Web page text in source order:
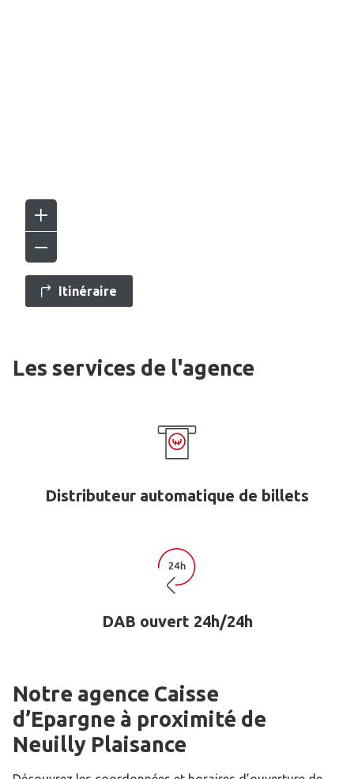
Itinéraire
Les services de l'agence
Distributeur automatique de billets
DAB ouvert 24h/24h
Notre agence Caisse
d’Epargne à proximité de
Neuilly Plaisance